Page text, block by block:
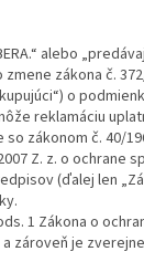
alebo
zákona č.
o
reklamáciu
zákonom č. 40/
Z. z. o
(ďalej len
1 Zákona o
zároveň je